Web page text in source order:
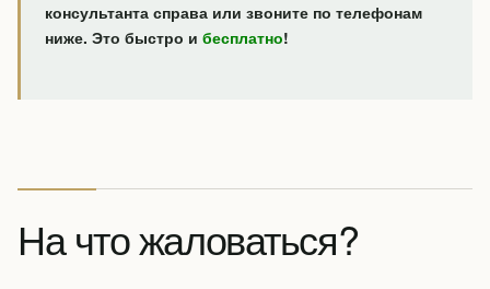
консультанта справа или звоните по телефонам
ниже. Это быстро и бесплатно!
На что жаловаться?